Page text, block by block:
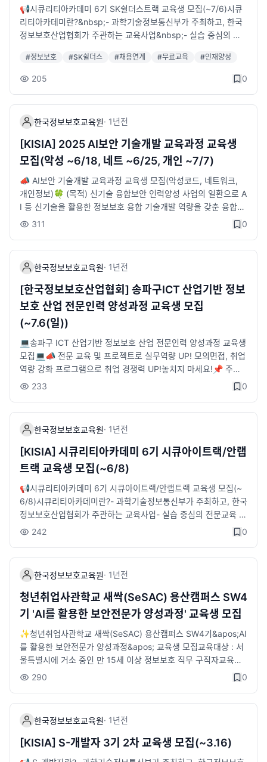
kisia.or.kr)로 서류 제출• 제출서류 : 재학(휴학) 증명서, 논문 유
사도검사 결과지, 정보보호 정책제안 공모전 신청서• 제안서분량 :
표지 및 목차 포함(참고문헌 제외) 6페이지 이상, 15페이지 이내
상금 2,000,000원• 최우수상&nbsp;: 2팀 / 한국정보보호산업협
회장상 및 상금 1,000,000원• 우수상&nbsp;: 3팀 / 한국정보보
호산업협회장상 및 상금 500,000원📞 문의 : kucis@kisia.or.kr
www.kisia.or.kr/talent_support/kucis_reference/31/
📢시큐리티아카데미 6기 SK쉴더스트랙 교육생 모집(~7/6)시큐
리티아카데미란?&nbsp;- 과학기술정보통신부가 주최하고, 한국
정보보호산업협회가 주관하는 교육사업&nbsp;- 실습 중심의 전
보보호 전문인재를 양성하는 채용연계형 교육과정📌SK쉴더스트
랙 소개&nbsp;- SK쉴더스의 채용직무인 '보안관제'에 특화된 커
젝트 : 8. 25(월) ~ 10. 16(목)&nbsp;- 인턴연계 : 교육 수료 후 3
개월&nbsp;*입학식 - 7. 28(월) / 수료식 - 10.28(화)👉모집대상
&nbsp;- SK쉴더스 '보안관제' 직무로 취업을 희망하는 대학 졸업
(예정)자 20명 내외👉우대조건&nbsp;- '26년 2월 기준 졸업자
또는 졸업예정자&nbsp;- 정보보호 관련 전공자 및 자격증 소지자
&nbsp;- 교육 종료 후 취업 연계 가능자👉교육장소&nbsp;- KIS
IA 한국정보보호교육원(송파구 소재)👉교육시간- 10:00~17:00
(주말/공휴일 제외)👉 선발절차&nbsp;- 접수마감 : ~7.6(일)(23:
59분까지 LMS 지원 완료 필요)&nbsp;- 온라인인성검사(SKST)
: 7.9.(수)~7/10(목)&nbsp;- 대면면접 : 7.17(목)&nbsp;- 합격자
다.👉 온라인 설명회&nbsp;- 6.24(화) 14시&nbsp;* 구글폼 신
청자 대상 당일 안내 문자 발송 예정👉 신청방법STEP 1) 구글폼
신청&nbsp;- https://forms.gle/ZHPBxKZhLUXB82qLASTEP
2) LMS 지원&nbsp;- https://kiceclass.kisia.or.kr/&nbsp;- 회
원가입 후 '정보보호교육' -'시큐리티아카데미' 클릭하여 자기소개
서 작성 및 지원👉 교육혜택&nbsp;- 채용연계 지원&nbsp;- 전
액 무료 교육&nbsp;- 교육수당 지급(1일 25,000원)&nbsp;- 자
격증 취득비 지원(1인 80,000원)&nbsp;- 전문가 멘토링 및 프로
젝트 실시&nbsp;- 전용 교육장 제공 및 노트북 대여&nbsp;- 과
학기술정보통신부 장관상 및 부상 수여(우수 프로젝트 및 우수 수
료생 대상)👉 문의처&nbsp;- 02-6418-5671 / jhj0723@kisia.
or.kr📌한국정보보호교육원 블로그&nbsp;- 링크 : https://blog.
naver.com/kisiaedu※ 해당 교육에 관한 자세한 내용을 확인하실
수 있습니다.
#정보보호 #SK쉴더스 #채용연계 #무료교육 #인재양성
205 0
한국정보보호교육원· 1년전
[KISIA] 2025 AI보안 기술개발 교육과정 교육생
모집(악성 ~6/18, 네트 ~6/25, 개인 ~7/7)
📣 AI보안 기술개발 교육과정 교육생 모집(악성코드, 네트워크,
개인정보)🍀 (목적) 신기술 융합보안 인력양성 사업의 일환으로 A
I 등 신기술을 활용한 정보보호 융합 기술개발 역량을 갖춘 융합보
안 전문인력 양성🍀 (주최/주관) 과학기술정보통신부/ KISIA 한국
합격자 발표3. 서류 합격자 대상 면접실시4. 최종합격자 발표🍀
(교육기간)- 각 과정별 상이(포스터 참조)🍀 (교육시간) 교육기간
중 평일 월 ~ 금 / 10:00 ~ 17:00(주말, 공휴일 제외)🍀 (교육장
소) KISIA 한국정보보호교육원 교육장(서울시 송파구 135(가락동
78) IT벤처타워 서관 16층(05717)&nbsp;🍀 (교육커리큘럼) 집
체교육(공통교육 + 전문교육)*공통교육정보보호 이론, 인공지능
이론, 인공지능 시스템 설계, 데이터 분석 및 전처리, 주요AI알고리
즘 이해3개 과정 동일*악성코드반 전문교육엔드포인트 위협데이
터의 이해, AI기반 엔드포인트 위협탐지 원리, 악성코드 분류, 악성
파워셀 스크립트 탐*네트워크반 전문교육네트워크 위협 데이터의
이해, AI기반 네트워크 위협 탐지원리, 위협로그 정오탐 분석, ICS
장애 예측&nbsp;*개인정보반 전문교육개인정보 비식별 이론, 머
환신경망, 언어모델, AI비식별 기술을 위한 개체명 인‼️ (교육혜택)
한국정보보호산업협회장상 수여, 상금지급- 고성능 노트북 대여-
우수 프로젝트 팀 대상 특허출원 지원- 중식 및 다과 지원- 교육 수
료생 대상 취업컨설팅 지원🍀 (신청방법)-한국정보보호교육원 L
MS홈페이지 회원가입 후 AI보안 기술개발 교육과정 클릭, 지원서
작성 및 제출하기!!‼️ 작년 교육 참여 후기 보고 바로 신청하기 ‼️👉
작년 교육 참여 후기 : https://blog.naver.com/PostList.naver?
blogId=kisiaedu&amp;from=postList&amp;categoryNo=7
👉 신청링크 : https://kiceclass.kisia.or.kr/app/board/keys?
boardKey=a77bbc1f-f082-445f-b123-6101e02089f5☎️
(문의)- 담당부서 : 한국정보보호산업협회 한국정보보호교육원 교
일 : aisec@kisia.or.kr- 카카오톡 문의 : https://pf.kakao.com/
_yKxeDj​
311 0
한국정보보호교육원· 1년전
[한국정보보호산업협회] 송파구ICT 산업기반 정보
보호 산업 전문인력 양성과정 교육생 모집
(~7.6(일))
💻송파구 ICT 산업기반 정보보호 산업 전문인력 양성과정 교육생
모집💻📣 전문 교육 및 프로젝트로 실무역량 UP! 모의면접, 취업
역량 강화 프로그램으로 취업 경쟁력 UP!놓치지 마세요!📌 주최/
주관: 송파구/한국정보보호산업협회(KISIA)📌 모집기간: ~ 202
졸업(예정)자- 정보보호 교육 이수자- 관련 자격증 소지자- 송파구
거주자📌 교육과정📖 실무교육 : 7.21(월) ~ 8.22(금)💼 실무 프
로젝트 : 8.25(월) ~ 9.12(금)※ 상기 일자는 변동 될 수 있습니다.
📌 교육장소- 한국정보보호산업협회 본원 강의장(서울 송파구 중
대로 135, IT벤처타워 서관 14층)📌 교육혜택✔️ 교육기간 식비
지원✔️ 1:1 맞춤형 모의면접✔️ 이력서/자소서 작성 지원✔️ 실무
프로젝트 &amp; 멘토링✔️ 취업역량 강화 특강📌 신청방법- 한
국정보보호산업협회 LMS 회원가입 및 교육과정 선택 후 신청송파
구 ICT기반 전문인력 양성과정 - 한국정보보호산업협회- 또는 하
단 송파ICT 산업기반 전문인력 양성과정 신청 폼https://form.fill
24@kisia.or.kr- 02-6418-5663 / cyt0521@kisia.or.kr
233 0
한국정보보호교육원· 1년전
[KISIA] 시큐리티아카데미 6기 시큐아이트랙/안랩
트랙 교육생 모집(~6/8)
📢시큐리티아카데미 6기 시큐아이트랙/안랩트랙 교육생 모집(~
6/8)시큐리티아카데미란?- 과학기술정보통신부가 주최하고, 한국
정보보호산업협회가 주관하는 교육사업- 실습 중심의 전문교육 및
기업 인턴십을 통해 현장에 즉시 투입 가능한 실무형 정보보호 전
그룹'에 특화된 커리큘럼- 교육과정 수료 후 '시큐아이'로 인턴연계
📌안랩트랙 소개- 안랩트랙 채용직무인 '보안 엔지니어, 보안컨설
팅'에 특화된 커리큘럼- 교육과정 수료 후 '안랩'으로 인턴연계👉
교육과정- 직무교육 :&nbsp;&nbsp;6. 30(월) ~&nbsp;9. 8(월)
(총 10주)- 실무 프로젝트&nbsp;:&nbsp;8. 25(월) ~ 10. 16(목)
(총&nbsp;7주, 3주 직무교육과 병행)- 인턴연계&nbsp;&nbsp;:
&nbsp;교육 수료 후 2개월(11~12월)*입학식 - 6. 30(월),&nbs
p;수료식&nbsp;&nbsp;- 10.28(화)👉모집대상- 4년제(학사) 이
상 IT 유관학과 졸업(예정)자 20명 내외(트랙별)👉교육장소-&nb
sp;KISIA 한국정보보호교육원(송파구 소재)👉교육시간-&nbsp;
8(일)(23:59분까지 LMS 지원 완료 필요)&nbsp;- 대면면접 :&n
bsp;6.18(수)(시큐아이트랙) 6,19(목)(안랩트랙)- 합격자 발표 :&
nbsp;6.24(화)(시큐아이트랙), 6.25(수)(안랩트랙)* 상기 일정은
변동될 수 있습니다.👉 온라인 설명회- 5.28(수) 14시(안랩트랙)
242 0
한국정보보호교육원· 1년전
청년취업사관학교 새싹(SeSAC) 용산캠퍼스 SW4
기 'AI를 활용한 보안전문가 양성과정' 교육생 모집
✨청년취업사관학교 새싹(SeSAC) 용산캠퍼스 SW4기&apos;AI
를 활용한 보안전문가 양성과정&apos; 교육생 모집교육대상 : 서
울특별시에 거소 중인 만 15세 이상 정보보호 직무 구직자교육일
정 : 2025. 06. 16(월) ~ 11. 10(월) [직무교육 3개월 + 실무프로
통한 역량향상채용설명회, 1:1맞춤형 채용서류 첨삭, 기업탐방, 잡
코디 등 다양한 취업프로그램신청마감 : 2025. 05. 27(화), 23:5
9문의사항 : 02-6418-5643 / htg0124@kisia.or.kr / 🗨️하단
카카오톡링크 통한 문의 가능https://open.kakao.com/o/sq3lr
290 0
한국정보보호교육원· 1년전
[KISIA] S-개발자 3기 2차 교육생 모집(~3.16)